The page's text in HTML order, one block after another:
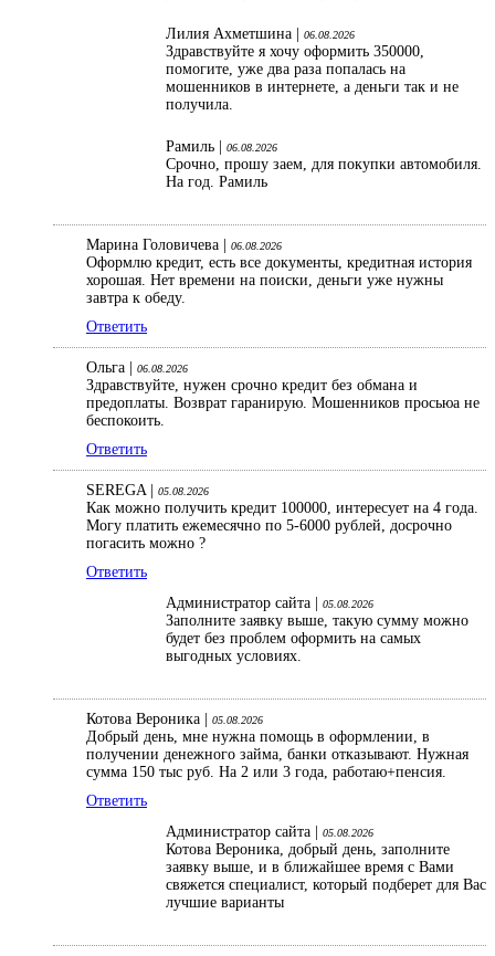
Лилия Ахметшина | 06.08.2026
Здравствуйте я хочу оформить 350000,
помогите, уже два раза попалась на
мошенников в интернете, а деньги так и не
получила.
Рамиль | 06.08.2026
Срочно, прошу заем, для покупки автомобиля.
На год. Рамиль
Марина Головичева | 06.08.2026
Оформлю кредит, есть все документы, кредитная история
хорошая. Нет времени на поиски, деньги уже нужны
завтра к обеду.
Ответить
Ольга | 06.08.2026
Здравствуйте, нужен срочно кредит без обмана и
предоплаты. Возврат гаранирую. Мошенников просьюа не
беспокоить.
Ответить
SEREGA | 05.08.2026
Как можно получить кредит 100000, интересует на 4 года.
Могу платить ежемесячно по 5-6000 рублей, досрочно
погасить можно ?
Ответить
Администратор сайта |
05.08.2026
Заполните заявку выше, такую сумму можно
будет без проблем оформить на самых
выгодных условиях.
Котова Вероника | 05.08.2026
Добрый день, мне нужна помощь в оформлении, в
получении денежного займа, банки отказывают. Нужная
сумма 150 тыс руб. На 2 или 3 года, работаю+пенсия.
Ответить
Администратор сайта |
05.08.2026
Котова Вероника, добрый день, заполните
заявку выше, и в ближайшее время с Вами
свяжется специалист, который подберет для Вас
лучшие варианты